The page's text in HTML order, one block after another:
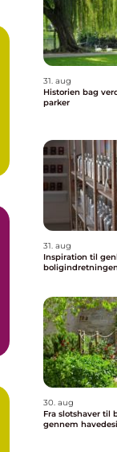
31. aug
Historien bag
parker
31. aug
Inspiration til
boligindretningen
30. aug
Fra slotshaver til
gennem